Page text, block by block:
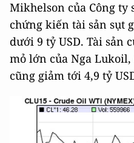
Mikhelson của Công ty
chứng kiến tài sản sụt
dưới 9 tỷ USD. Tài sản
mỏ lớn của Nga
cũng giảm tới 4,9 tỷ